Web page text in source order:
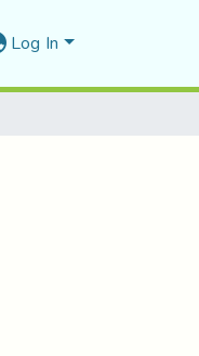
Log In